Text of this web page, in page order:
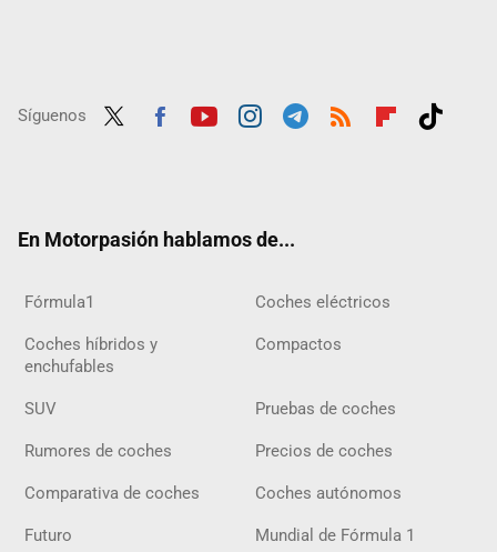
Síguenos
En Motorpasión hablamos de...
Fórmula1 Coches eléctricos
Coches híbridos y
enchufables
Compactos
SUV Pruebas de coches
Rumores de coches Precios de coches
Comparativa de coches Coches autónomos
Futuro Mundial de Fórmula 1